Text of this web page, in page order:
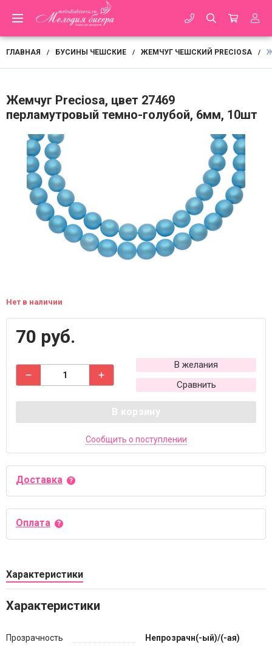
ГЛАВНАЯ / БУСИНЫ ЧЕШСКИЕ / ЖЕМЧУГ ЧЕШСКИЙ PRECIOSA /
Жемчуг Preciosa, цвет 27469
перламутровый темно-голубой, 6мм, 10шт
Нет в наличии
70 руб.
В желания
Сравнить
В корзину
Сообщить о поступлении
Доставка
Оплата
Характеристики
Характеристики
Прозрачность Непрозрачн(-ый)/(-ая)